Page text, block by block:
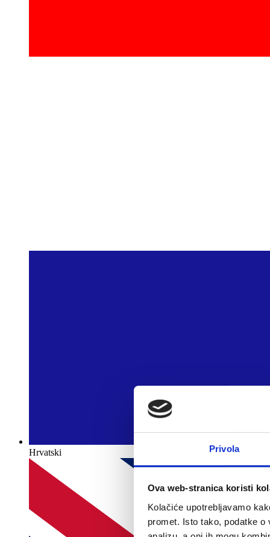
Privola
Ova web-stranica koristi
Kolačiće upotrebljavamo
promet. Isto tako, podatke
Hrvatski